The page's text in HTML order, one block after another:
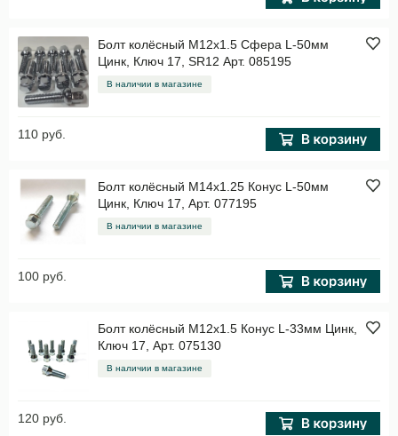
Болт колёсный M12x1.5 Сфера L-50мм
Цинк, Ключ 17, SR12 Арт. 085195
В наличии в магазине
110 руб.
Болт колёсный M14x1.25 Конус L-50мм
Цинк, Ключ 17, Арт. 077195
В наличии в магазине
100 руб.
Болт колёсный M12x1.5 Конус L-33мм Цинк,
Ключ 17, Арт. 075130
В наличии в магазине
120 руб.